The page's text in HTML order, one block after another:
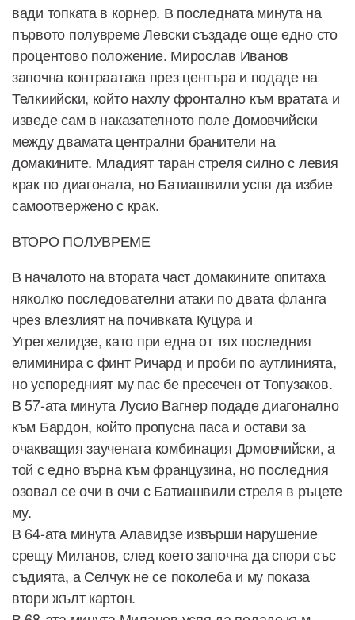
вади топката в корнер. В последната минута на
първото полувреме Левски създаде още едно сто
процентово положение. Мирослав Иванов
започна контраатака през центъра и подаде на
Телкиийски, който нахлу фронтално към вратата и
изведе сам в наказателното поле Домовчийски
между двамата централни бранители на
домакините. Младият таран стреля силно с левия
крак по диагонала, но Батиашвили успя да избие
самоотвержено с крак.
ВТОРО ПОЛУВРЕМЕ
В началото на втората част домакините опитаха
няколко последователни атаки по двата фланга
чрез влезлият на почивката Куцура и
Угрегхелидзе, като при една от тях последния
елиминира с финт Ричард и проби по аутлинията,
но успоредният му пас бе пресечен от Топузаков.
В 57-ата минута Лусио Вагнер подаде диагонално
към Бардон, който пропусна паса и остави за
очакващия заучената комбинация Домовчийски, а
той с едно върна към французина, но последния
озовал се очи в очи с Батиашвили стреля в ръцете
му.
В 64-ата минута Алавидзе извърши нарушение
срещу Миланов, след което започна да спори със
съдията, а Селчук не се поколеба и му показа
втори жълт картон.